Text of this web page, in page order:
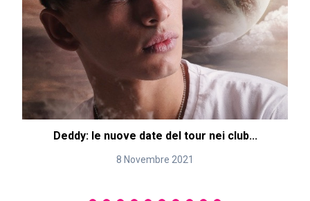
Deddy: le nuove date del tour nei club...
8 Novembre 2021